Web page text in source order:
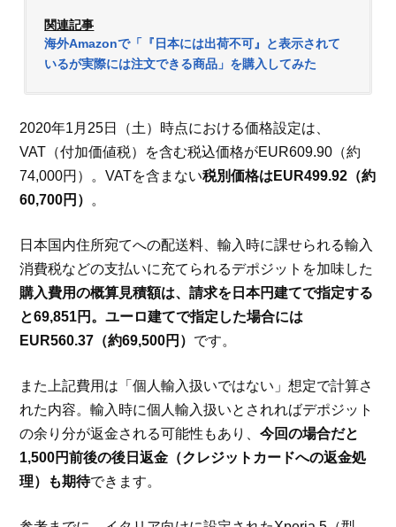
関連記事
海外Amazonで「『日本には出荷不可』と表示されて
いるが実際には注文できる商品」を購入してみた
2020年1月25日（土）時点における価格設定は、
VAT（付加価値税）を含む税込価格がEUR609.90（約
74,000円）。VATを含まない税別価格はEUR499.92（約
60,700円） 。
日本国内住所宛てへの配送料、輸入時に課せられる輸入
消費税などの支払いに充てられるデポジットを加味した
購入費用の概算見積額は、請求を日本円建てで指定する
と69,851円。ユーロ建てで指定した場合には
EUR560.37（約69,500円） です。
また上記費用は「個人輸入扱いではない」想定で計算さ
れた内容。輸入時に個人輸入扱いとされればデポジット
の余り分が返金される可能性もあり、今回の場合だと
1,500円前後の後日返金（クレジットカードへの返金処
理）も期待できます。